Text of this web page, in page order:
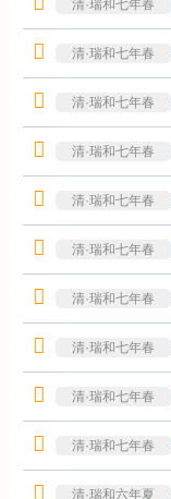
清·瑞和七年春
清·瑞和七年春
清·瑞和七年春
清·瑞和七年春
清·瑞和七年春
清·瑞和七年春
清·瑞和七年春
清·瑞和七年春
清·瑞和七年春
清·瑞和七年春
清·瑞和六年夏